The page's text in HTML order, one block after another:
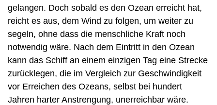
gelangen. Doch sobald es den Ozean erreicht hat,
reicht es aus, dem Wind zu folgen, um weiter zu
segeln, ohne dass die menschliche Kraft noch
notwendig wäre. Nach dem Eintritt in den Ozean
kann das Schiff an einem einzigen Tag eine Strecke
zurücklegen, die im Vergleich zur Geschwindigkeit
vor Erreichen des Ozeans, selbst bei hundert
Jahren harter Anstrengung, unerreichbar wäre.